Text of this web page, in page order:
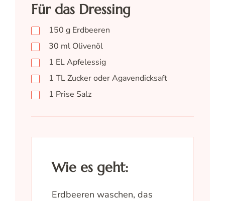
Für das Dressing
150 g Erdbeeren
30 ml Olivenöl
1 ELApfelessig
1 TLZucker oder Agavendicksaft
1 Prise Salz
Wie es geht:
Erdbeeren waschen, das